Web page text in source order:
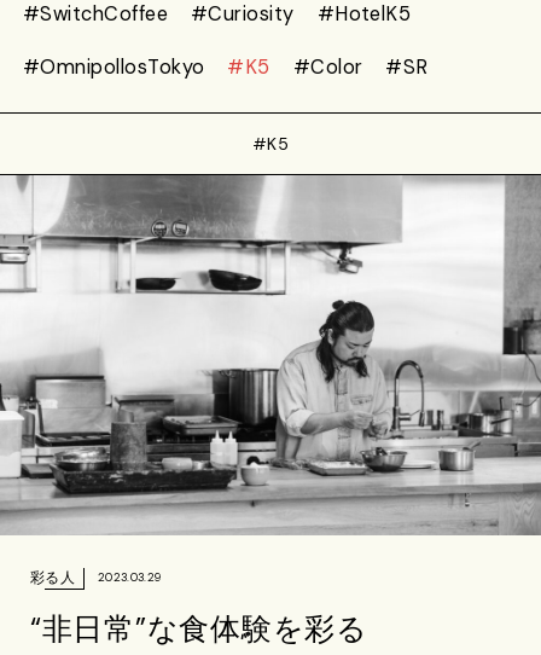
#SwitchCoffee #Curiosity #HotelK5
#OmnipollosTokyo #K5 #Color #SR
#K5
彩る人 2023.03.29
“非日常”な食体験を彩る